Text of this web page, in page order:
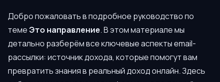
Добро пожаловать в подробное руководство по
темеЭто направление. В этом материале мы
детально разберём все ключевые аспекты email-
рассылки: источник дохода, которые помогут вам
превратить знания в реальный доход онлайн. Здесь